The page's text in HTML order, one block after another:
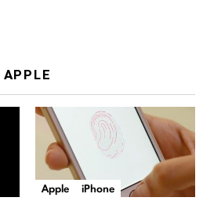
APPLE
Apple iPhone